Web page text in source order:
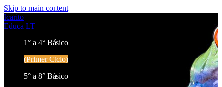
Skip to main content
Icarito
Educa LT
1° a 4° Básico
(Primer Ciclo)
5° a 8° Básico